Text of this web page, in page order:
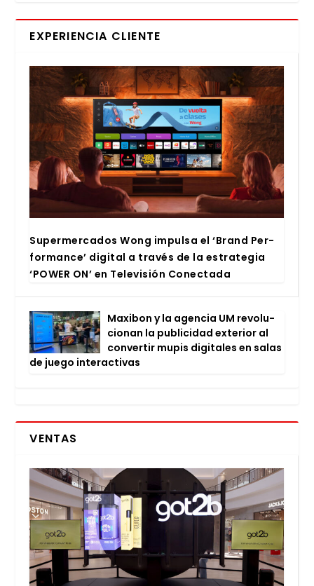
EXPERIENCIA CLIENTE
Super­mer­ca­dos Wong impul­sa el ‘Brand Per­
for­man­ce’ digi­tal a tra­vés de la estra­te­gia
‘POWER ON’ en Tele­vi­sión Conec­ta­da
Maxi­bon y la agen­cia UM revo­lu­
cio­nan la publi­ci­dad exte­rior al
con­ver­tir mupis digi­ta­les en salas
de jue­go inter­ac­ti­vas
VENTAS